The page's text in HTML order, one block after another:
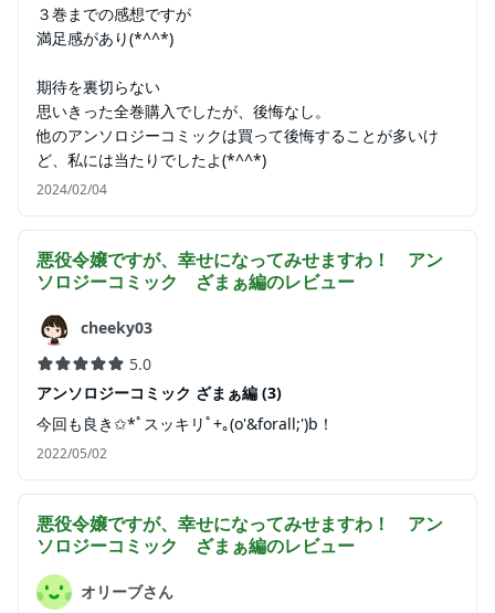
３巻までの感想ですが
満足感があり(*^^*)
期待を裏切らない
思いきった全巻購入でしたが、後悔なし。
他のアンソロジーコミックは買って後悔することが多いけ
ど、私には当たりでしたよ(*^^*)
2024/02/04
悪役令嬢ですが、幸せになってみせますわ！ アン
ソロジーコミック ざまぁ編のレビュー
cheeky03
5.0
アンソロジーコミック ざまぁ編 (3)
今回も良き✩*ﾟスッキリﾟ+｡(о'&forall;')b！
2022/05/02
悪役令嬢ですが、幸せになってみせますわ！ アン
ソロジーコミック ざまぁ編のレビュー
オリーブさん